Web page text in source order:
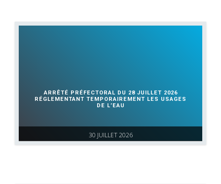
30 JUILLET 2026
ARRÊTÉ PRÉFECTORAL DU 28 JUILLET 2026
RÉGLEMENTANT TEMPORAIREMENT LES USAGES
DE L’EAU